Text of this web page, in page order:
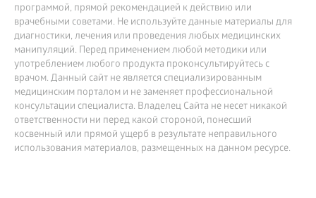
программой, прямой рекомендацией к действию или
врачебными советами. Не используйте данные материалы для
диагностики, лечения или проведения любых медицинских
манипуляций. Перед применением любой методики или
употреблением любого продукта проконсультируйтесь с
врачом. Данный сайт не является специализированным
медицинским порталом и не заменяет профессиональной
консультации специалиста. Владелец Сайта не несет никакой
ответственности ни перед какой стороной, понесший
косвенный или прямой ущерб в результате неправильного
использования материалов, размещенных на данном ресурсе.